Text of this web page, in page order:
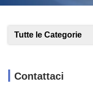
Tutte le Categorie
Contattaci